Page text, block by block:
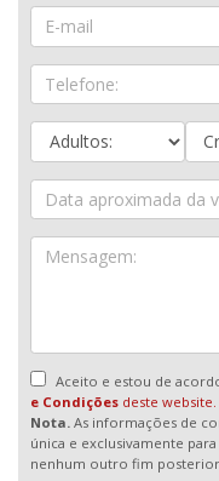
Aceito e estou de
e Condições deste website.
Nota. As informações de
única e exclusivamente
nenhum outro fim